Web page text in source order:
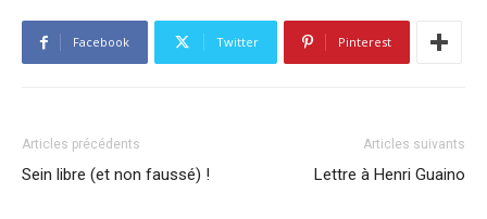
Facebook Twitter Pinterest
Articles précédents
Sein libre (et non faussé) !
Articles suivants
Lettre à Henri Guaino